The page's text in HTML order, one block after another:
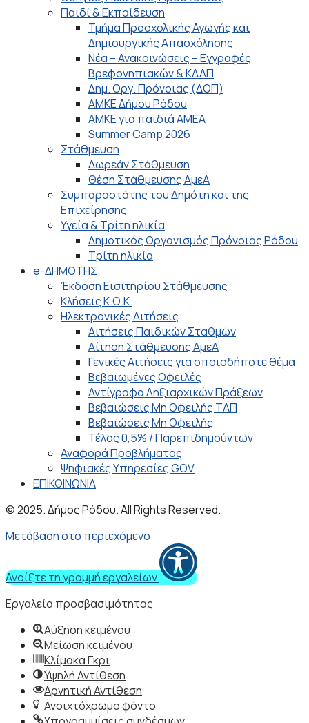
Παιδί & Εκπαίδευση
Τμήμα Προσχολικής Αγωγής και
Δημιουργικής Απασχόλησης
Νέα – Ανακοινώσεις – Εγγραφές
Βρεφονηπιακών & ΚΔΑΠ
Δημ. Οργ. Πρόνοιας (ΔΟΠ)
ΑΜΚΕ Δήμου Ρόδου
ΑΜΚΕ για παιδιά ΑΜΕΑ
Summer Camp 2026
Στάθμευση
Δωρεάν Στάθμευση
Θέση Στάθμευσης ΑμεΑ
Συμπαραστάτης του Δημότη και της
Επιχείρησης
Υγεία & Τρίτη ηλικία
Δημοτικός Οργανισμός Πρόνοιας Ρόδου
Τρίτη ηλικία
e-ΔΗΜΟΤΗΣ
Έκδοση Εισιτηρίου Στάθμευσης
Κλήσεις Κ.Ο.Κ.
Ηλεκτρονικές Αιτήσεις
Αιτήσεις Παιδικών Σταθμών
Αίτηση Στάθμευσης ΑμεΑ
Γενικές Αιτήσεις για οποιοδήποτε θέμα
Βεβαιωμένες Οφειλές
Αντίγραφα Ληξιαρχικών Πράξεων
Βεβαιώσεις Μη Οφειλής ΤΑΠ
Βεβαιώσεις Μη Οφειλής
Τέλος 0,5% / Παρεπιδημούντων
Αναφορά Προβλήματος
Ψηφιακές Υπηρεσίες GOV
ΕΠΙΚΟΙΝΩΝΙΑ
© 2025. Δήμος Ρόδου. All Rights Reserved.
Μετάβαση στο περιεχόμενο
Ανοίξτε τη γραμμή εργαλείων
Εργαλεία προσβασιμότητας
Αύξηση κειμένου
Μείωση κειμένου
Κλίμακα Γκρι
Υψηλή Αντίθεση
Αρνητική Αντίθεση
Ανοιχτόχρωμο φόντο